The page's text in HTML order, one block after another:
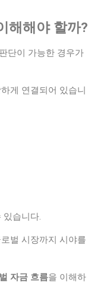
해해야 할까?
단이 가능한 경우가
게 연결되어 있습니
있습니다.
벌 시장까지 시야를
자금 흐름을 이해하